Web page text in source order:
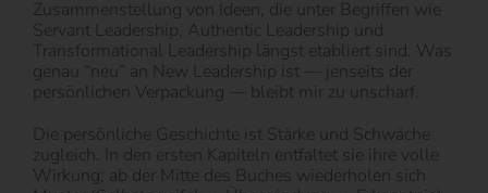
Zusammenstellung von Ideen, die unter Begriffen wie
Servant Leadership, Authentic Leadership und
Transformational Leadership längst etabliert sind. Was
genau “neu” an New Leadership ist — jenseits der
persönlichen Verpackung — bleibt mir zu unscharf.
Die persönliche Geschichte ist Stärke und Schwäche
zugleich. In den ersten Kapiteln entfaltet sie ihre volle
Wirkung; ab der Mitte des Buches wiederholen sich